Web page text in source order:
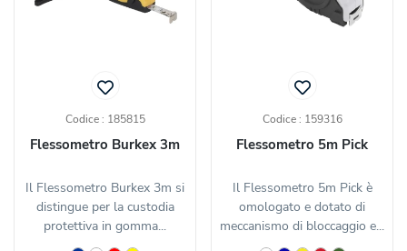
Codice : 185815
Flessometro Burkex 3m
Il Flessometro Burkex 3m si
distingue per la custodia
protettiva in gomma...
Codice : 159316
Flessometro 5m Pick
Il Flessometro 5m Pick è
omologato e dotato di
meccanismo di bloccaggio e...